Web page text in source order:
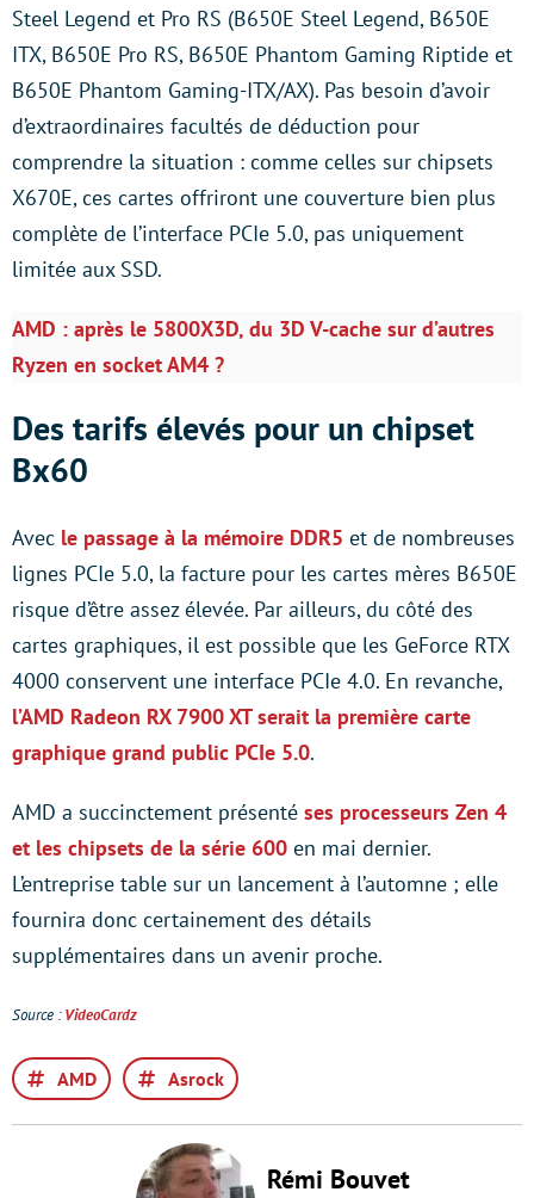
Steel Legend et Pro RS (B650E Steel Legend, B650E
ITX, B650E Pro RS, B650E Phantom Gaming Riptide et
B650E Phantom Gaming-ITX/AX). Pas besoin d’avoir
d’extraordinaires facultés de déduction pour
comprendre la situation : comme celles sur chipsets
X670E, ces cartes offriront une couverture bien plus
complète de l’interface PCIe 5.0, pas uniquement
limitée aux SSD.
AMD : après le 5800X3D, du 3D V-cache sur d’autres
Ryzen en socket AM4 ?
Des tarifs élevés pour un chipset
Bx60
Avec le passage à la mémoire DDR5 et de nombreuses
lignes PCIe 5.0, la facture pour les cartes mères B650E
risque d’être assez élevée. Par ailleurs, du côté des
cartes graphiques, il est possible que les GeForce RTX
4000 conservent une interface PCIe 4.0. En revanche,
l’AMD Radeon RX 7900 XT serait la première carte
graphique grand public PCIe 5.0.
AMD a succinctement présenté ses processeurs Zen 4
et les chipsets de la série 600 en mai dernier.
L’entreprise table sur un lancement à l’automne ; elle
fournira donc certainement des détails
supplémentaires dans un avenir proche.
Source :VideoCardz
AMD Asrock
Rémi Bouvet